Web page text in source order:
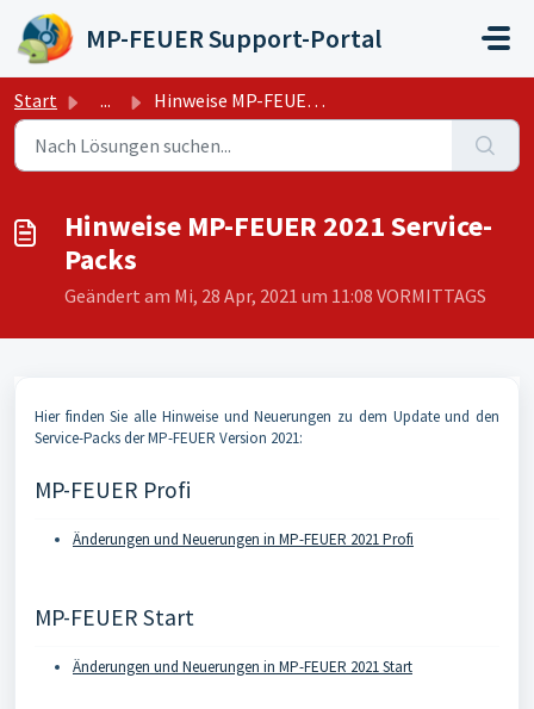
Zum hauptsächlichen Inhalt gehen
MP-FEUER Support-Portal
Start ... Hinweise MP-FEUER 2021 Service-Packs
Hinweise MP-FEUER 2021 Service-
Packs
Geändert am Mi, 28 Apr, 2021 um 11:08 VORMITTAGS
Hier finden Sie alle Hinweise und Neuerungen zu dem Update und den
Service-Packs der MP-FEUER Version 2021:
MP-FEUER Profi
Änderungen und Neuerungen in MP-FEUER 2021 Profi
MP-FEUER Start
Änderungen und Neuerungen in MP-FEUER 2021 Start